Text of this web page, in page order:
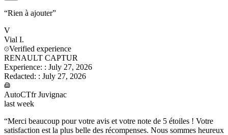
“Rien à ajouter”
V
Vial I.
Verified experience
RENAULT CAPTUR
Experience: : July 27, 2026
Redacted: : July 27, 2026
AutoCTfr Juvignac
last week
“Merci beaucoup pour votre avis et votre note de 5 étoiles ! Votre
satisfaction est la plus belle des récompenses. Nous sommes heureux